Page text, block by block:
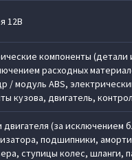
12В
компоненты
расходных
/ модуль АВS,
кузова, двигатель,
двигателя (за исключением
подшипники,
ступицы колес, шланги,